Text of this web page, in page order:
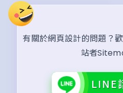
有關於網頁設計的問題？
站者
LINE